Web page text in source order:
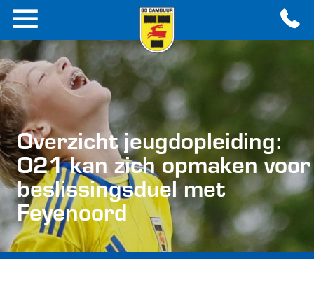
Overzicht jeugdopleiding:
O21 kan zich opmaken voor
beslissingsduel met
Feyenoord